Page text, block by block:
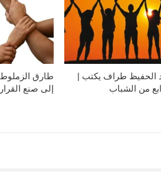
طارق
إلى صنع القرار
الحفيظ طراف يكتب |
من الشباب